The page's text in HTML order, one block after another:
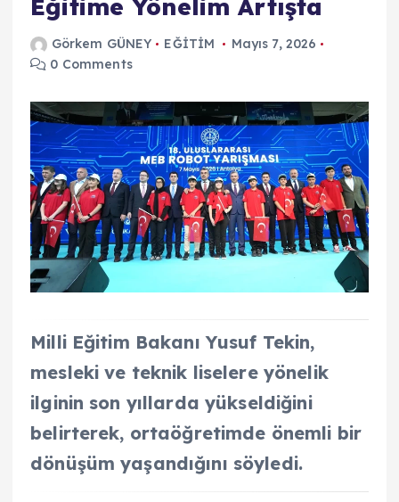
Eğitime Yönelim Artışta
Görkem GÜNEY EĞİTİM
Mayıs 7, 2026
0 Comments
Milli Eğitim Bakanı Yusuf Tekin,
mesleki ve teknik liselere yönelik
ilginin son yıllarda yükseldiğini
belirterek, ortaöğretimde önemli bir
dönüşüm yaşandığını söyledi.